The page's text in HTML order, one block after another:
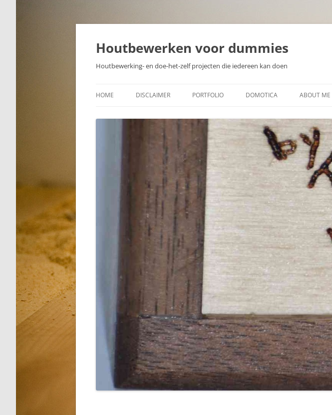
Skip
Houtbewerken voor dummies
Houtbewerking- en doe-het-zelf projecten die iedereen kan doen
HOME DISCLAIMER PORTFOLIO DOMOTICA
EEN DOMOTICA CONTROLLER
KIEZEN
ZELF DOMOTICA SENSOREN EN
ACTUATOREN MAKEN
ABOUT ME